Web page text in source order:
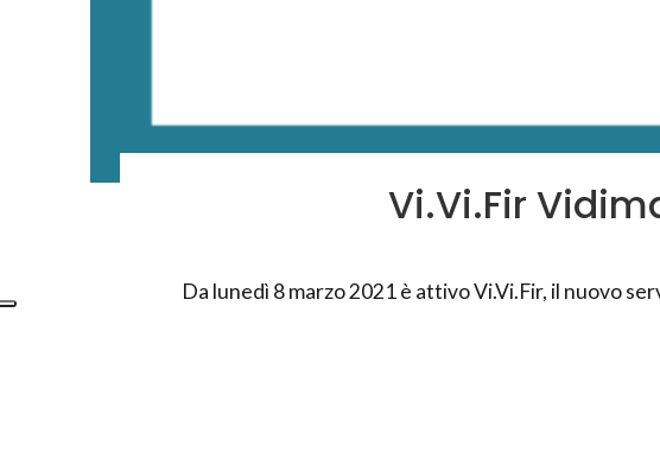
Vi.Vi.Fir
Da lunedì 8 marzo 2021 è attivo Vi.Vi.Fir, il nuovo